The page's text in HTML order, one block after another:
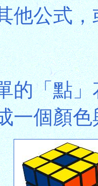
他公式
的「點
一個顏